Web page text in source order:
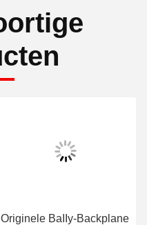
Originele BaIIy-Backplane